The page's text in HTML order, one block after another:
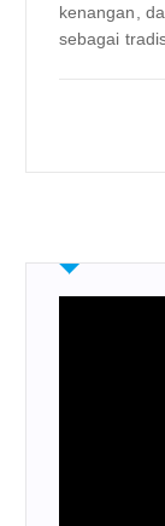
kenangan,
sebagai